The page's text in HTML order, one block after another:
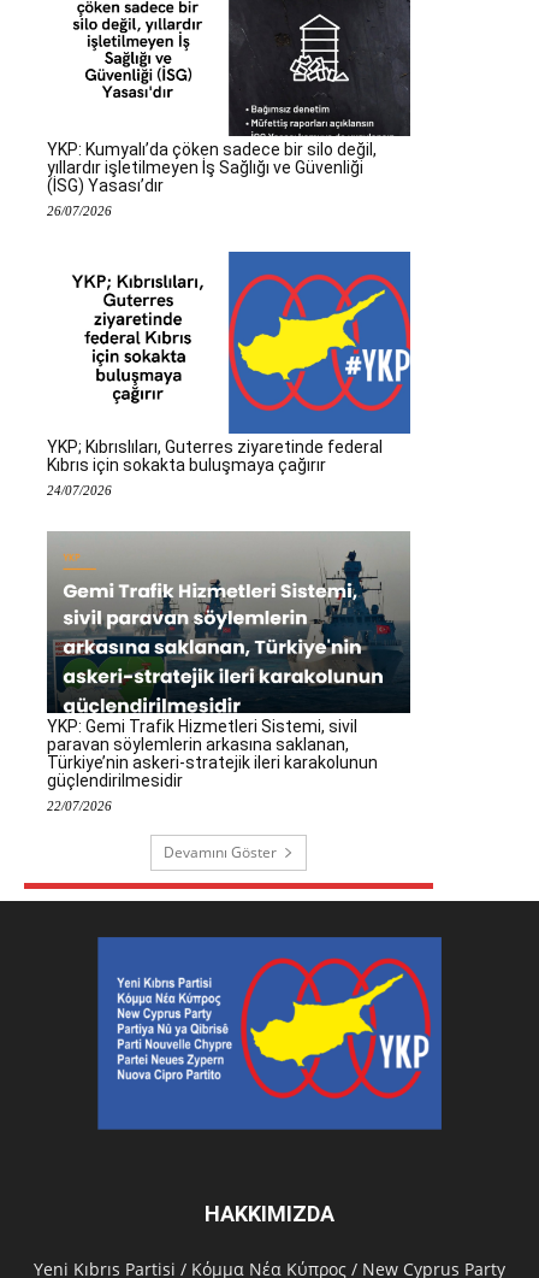
YKP: Kumyalı’da çöken sadece bir silo değil,
yıllardır işletilmeyen İş Sağlığı ve Güvenliği
(İSG) Yasası’dır
26/07/2026
YKP; Kıbrıslıları, Guterres ziyaretinde federal
Kıbrıs için sokakta buluşmaya çağırır
24/07/2026
YKP: Gemi Trafik Hizmetleri Sistemi, sivil
paravan söylemlerin arkasına saklanan,
Türkiye’nin askeri-stratejik ileri karakolunun
güçlendirilmesidir
22/07/2026
Devamını Göster
HAKKIMIZDA
Υeni Kıbrıs Partisi / Κόμμα Νέα Κύπρος / New Cyprus Party